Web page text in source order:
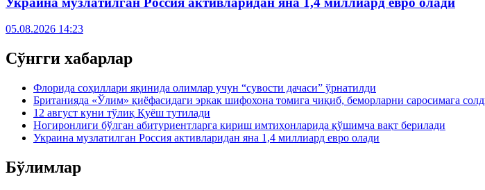
05.08.2026 14:23
Сўнгги хабарлар
Флорида соҳиллари яқинида олимлар учун “сувости дачаси” ўрнатилди
Британияда «Ўлим» қиёфасидаги эркак шифохона томига чиқиб, беморларни саросимага
12 август куни тўлиқ Қуёш тутилади
Ногиронлиги бўлган абитуриентларга кириш имтиҳонларида қўшимча вақт берилади
Украина музлатилган Россия активларидан яна 1,4 миллиард евро олади
Бўлимлар